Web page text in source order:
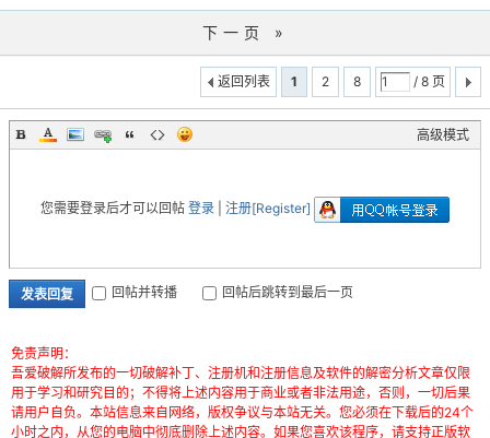
下一页 »
1 2 8 / 8 页
返回列表
高级模式
您需要登录后才可以回帖 登录 注册[Register]
发表回复 回帖并转播 回帖后跳转到最后一页
免责声明：
吾爱破解所发布的一切破解补丁、注册机和注册信息及软件的解密分析文章仅限
用于学习和研究目的；不得将上述内容用于商业或者非法用途，否则，一切后果
请用户自负。本站信息来自网络，版权争议与本站无关。您必须在下载后的24个
小时之内，从您的电脑中彻底删除上述内容。如果您喜欢该程序，请支持正版软